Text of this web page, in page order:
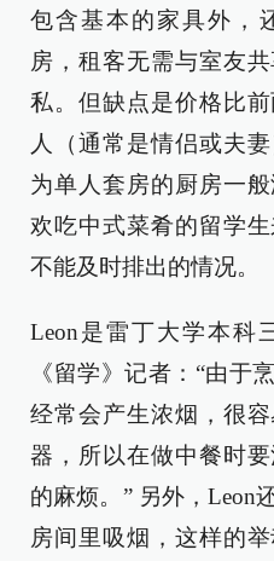
包含基本的家具外，
房，租客无需与室友
私。但缺点是价格比
人（通常是情侣或夫
为单人套房的厨房一
欢吃中式菜肴的留学
不能及时排出的情况。
Leon是雷丁大学本科
《留学》记者：“由于
经常会产生浓烟，很
器，所以在做中餐时
的麻烦。” 另外，Leon
房间里吸烟，这样的